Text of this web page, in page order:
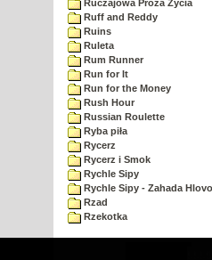
Ruczajowa Proza Zycia
Ruff and Reddy
Ruins
Ruleta
Rum Runner
Run for It
Run for the Money
Rush Hour
Russian Roulette
Ryba piła
Rycerz
Rycerz i Smok
Rychle Sipy
Rychle Sipy - Zahada
Rzad
Rzekotka